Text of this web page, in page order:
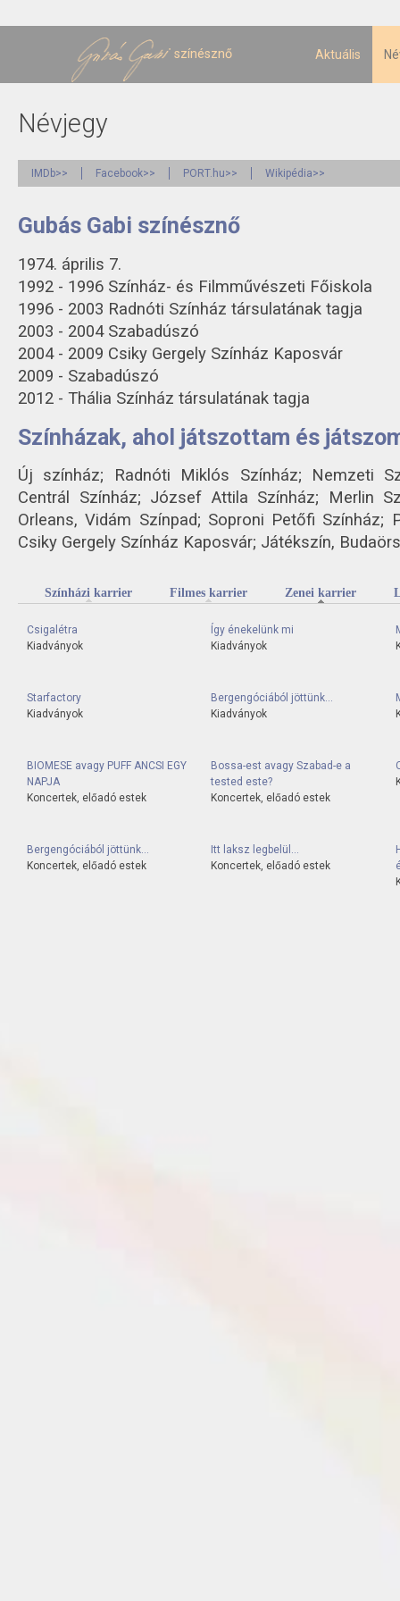
színésznő Aktuális
Névjegy
IMDb>> Facebook>> PORT.hu>> Wikipédia>>
Gubás Gabi színésznő
1974. április 7.
1992 - 1996 Színház- és Filmművészeti Főiskola
1996 - 2003 Radnóti Színház társulatának tagja
2003 - 2004 Szabadúszó
2004 - 2009 Csiky Gergely Színház Kaposvár
2009 - Szabadúszó
2012 - Thália Színház társulatának tagja
Színházak, ahol játszottam és
Új színház; Radnóti Miklós Színház; Nemzeti
Centrál Színház; József Attila Színház; Merlin
Orleans, Vidám Színpad; Soproni Petőfi Színház;
Csiky Gergely Színház Kaposvár; Játékszín, Budaörs
Színházi karrier Filmes karrier Zenei karrier (aktív
Csigalétra
Kiadványok
Így énekelünk mi
Kiadványok
Starfactory
Kiadványok
Bergengóciából jöttünk...
Kiadványok
BIOMESE avagy PUFF ANCSI EGY
NAPJA
Koncertek, előadó estek
Bossa-est avagy Szabad-e a
tested este?
Koncertek, előadó estek
Bergengóciából jöttünk...
Koncertek, előadó estek
Itt laksz legbelül...
Koncertek, előadó estek